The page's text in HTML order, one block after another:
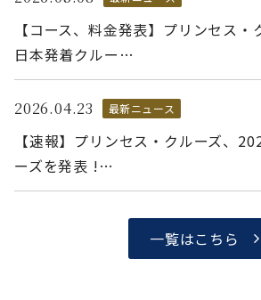
一覧はこちら
【コース、料金発表】プリンセス
日本発着クルー…
2026.04.23 最新ニュース
【速報】プリンセス・クルーズ、
ーズを発表 !…